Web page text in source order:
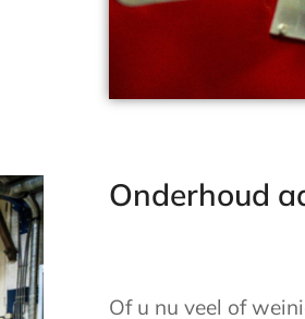
Onderhoud
Of u nu veel of